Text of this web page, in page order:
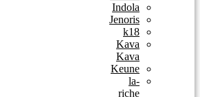
Indola
Jenoris
k18
Kava
Kava
Keune
la-
riche